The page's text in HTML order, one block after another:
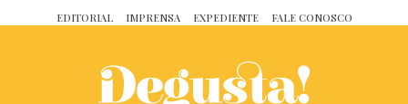
EDITORIAL IMPRENSA EXPEDIENTE FALE CONOSCO